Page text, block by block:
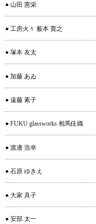
● 山田 憲栄
● 工房火々 薮本 寛之
● 塚本 友太
● 加藤 あゐ
● 遠藤 素子
● FUKU glassworks 相馬佳織
● 渡邊 浩幸
● 石原 ゆきえ
● 大家 具子
● 安部 太一